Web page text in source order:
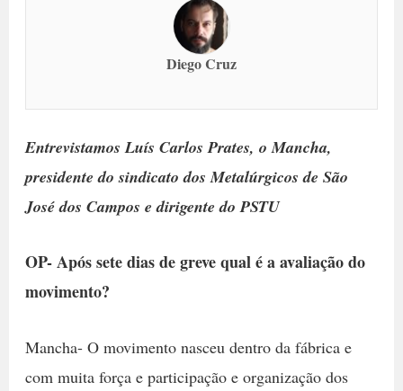
Diego Cruz
Entrevistamos Luís Carlos Prates, o Mancha,
presidente do sindicato dos Metalúrgicos de São
José dos Campos e dirigente do PSTU
OP- Após sete dias de greve qual é a avaliação do
movimento?
Mancha- O movimento nasceu dentro da fábrica e
com muita força e participação e organização dos